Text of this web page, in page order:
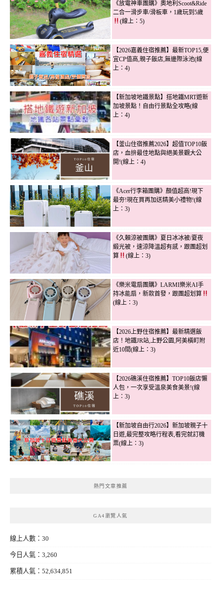
《放電神車團購》奧地利Scoot&Ride
二合一滑步車/滑板車，1歲玩到5歲
(線上：5)
【2026嘉義住宿推薦】最新TOP15,便
宜CP值高,親子飯店,無邊際泳池(線
上：4)
【新加坡地鐵景點】搭地鐵MRT遊新
加坡景點！自由行景點全攻略(線
上：4)
【釜山住宿推薦2026】超值TOP10飯
店，血拚最佳地點與絕美景觀大公
開!(線上：4)
《Acer行李箱團購》顏值超高!現下
最夯!現在買再加送精美小禮物!(線
上：3)
《久賴涼被團購》夏日冰冰被/夏夜
緞光被，速涼降溫超有感，跟團超划
算
(線上：3)
《樂米電扇團購》LARMI樂米AI手
持冰能扇，新款首發，跟團超划算
(線上：3)
【2026上野住宿推薦】最新精選飯
店！地鐵JR站,上野公園,阿美橫町附
近10間(線上：3)
【2026礁溪住宿推薦】TOP10飯店懶
人包，一次享受溫泉美食美景!(線
上：3)
【新加坡自由行2026】新加坡親子十
日遊,最完整攻略行程表,看完就訂機
票(線上：3)
熱門文章推薦
GA4瀏覽人氣
線上人數：30
今日人氣：3,260
累積人氣：52,634,851